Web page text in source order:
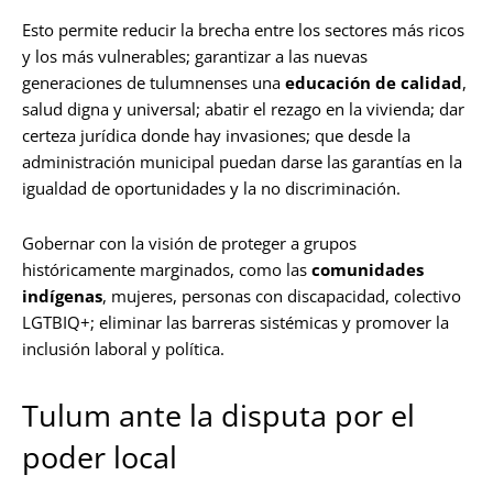
Esto permite reducir la brecha entre los sectores más ricos
y los más vulnerables; garantizar a las nuevas
generaciones de tulumnenses una educación de calidad,
salud digna y universal; abatir el rezago en la vivienda; dar
certeza jurídica donde hay invasiones; que desde la
administración municipal puedan darse las garantías en la
igualdad de oportunidades y la no discriminación.
Gobernar con la visión de proteger a grupos
históricamente marginados, como las comunidades
indígenas, mujeres, personas con discapacidad, colectivo
LGTBIQ+; eliminar las barreras sistémicas y promover la
inclusión laboral y política.
Tulum ante la disputa por el
poder local